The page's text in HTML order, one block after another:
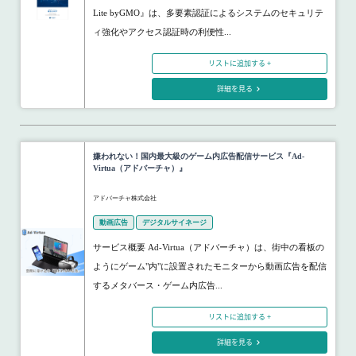
Lite byGMO』は、多要素認証によるシステムのセキュリテ
ィ強化やアクセス認証時の利便性...
リストに追加する +
詳細を見る
嫌われない！国内最大級のゲーム内広告配信サービス『Ad-
Virtua（アドバーチャ）』
アドバーチャ株式会社
動画広告 デジタルサイネージ
サービス概要 Ad-Virtua（アドバーチャ）は、街中の看板の
ようにゲーム"内"に設置されたモニターから動画広告を配信
するメタバース・ゲーム内広告...
リストに追加する +
詳細を見る